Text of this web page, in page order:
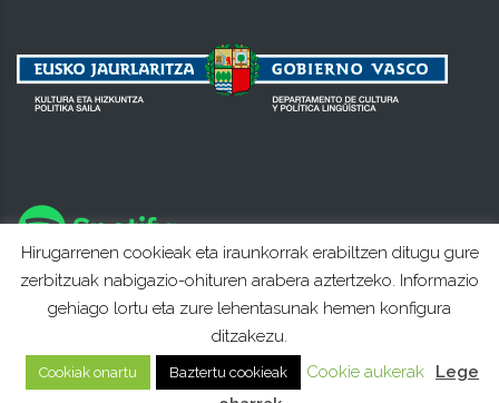
Hirugarrenen cookieak eta iraunkorrak erabiltzen ditugu gure
zerbitzuak nabigazio-ohituren arabera aztertzeko. Informazio
gehiago lortu eta zure lehentasunak hemen konfigura
ditzakezu.
Cookiak onartu Baztertu cookieak Cookie aukerak
Lege